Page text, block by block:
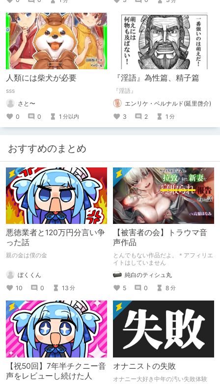
人類には柴犬が必要
sss
さと〜
0
0 1 分以内
『淫語』為性篇、精子篇
『淫語』
エンリケ・ベルナルド(延里啓介)
3
2 1 分
おすすめのまとめ
悪徳業者と120万円分言い争
った話
親の金は僕の金
ぼくくん
10
0 13 分
【被害者の会】トラウマ音
声作品
とんでもない作品だよ。＊アフィリエ
イトはしていません
純白のティシュ丸
5
0 8 分
【祝50回】7年半チクニー音
声をレビューし続けた人
オナニストの失敗
オナニー大好き中年の汚い失敗体験